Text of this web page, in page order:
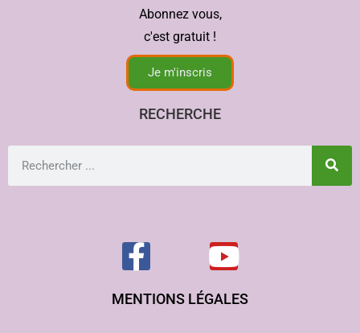
Abonnez vous,
c'est gratuit !
Je m'inscris
RECHERCHE
MENTIONS LÉGALES